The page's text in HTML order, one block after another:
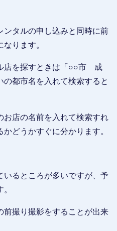
ンタルの申し込みと同時に前
ります。
店を探すときは「○○市 成
都市名を入れて検索すると
お店の名前を入れて検索すれ
どうかすぐに分かります。
いるところが多いですが、予
前撮り撮影をすることが出来